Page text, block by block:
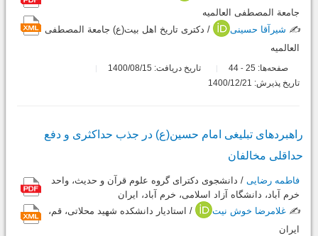
جامعة المصطفی العالمیه
✍️ شیرآقا حسینی
/ دکتری تاریخ اهل بیت(ع) جامعة المصطفی
العالمیه
صفحه‌ها: 25
-
تاریخ دریافت: 1400/08/15
تاریخ پذیرش: 1400/12/21
راهبردهای تبلیغی امام حسین(ع) در جذب حداکثری و دفع
حداقلی مخالفان
فاطمه رضایی / دانشجوی دکترای گروه علوم قرآن و حدیث، واحد
خرم آباد، دانشگاه آزاد اسلامی، خرم آباد، ایران
✍️ غلامرضا خوش نیت
/ استادیار دانشکده شهید محلاتی، قم،
ایران